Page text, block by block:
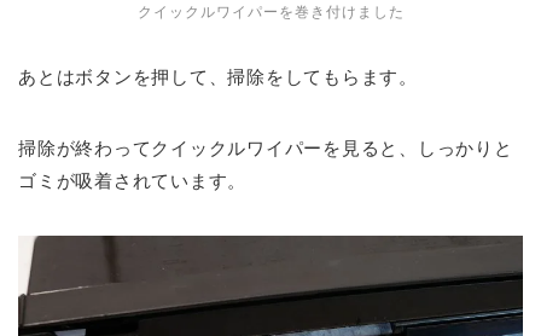
クイックルワイパーを巻き付けました
あとはボタンを押して、掃除をしてもらます。
掃除が終わってクイックルワイパーを見ると、しっかりと
ゴミが吸着されています。